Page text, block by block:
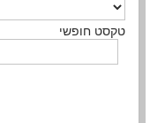
טקסט חופשי